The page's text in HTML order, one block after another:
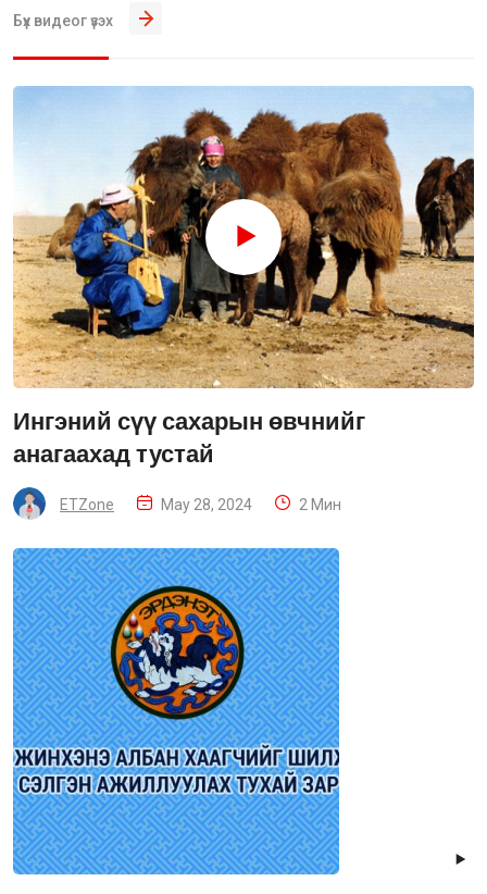
Бүх видеог үзэх
Ингэний сүү сахарын өвчнийг
анагаахад тустай
ETZone May 28, 2024 2 Мин